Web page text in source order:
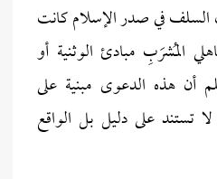
السلف في صدر الإسلام كانت
المُشرَبِ مبادئ الوثنية أو
أن هذه الدعوى مبنية على
تستند على دليل بل الواقع